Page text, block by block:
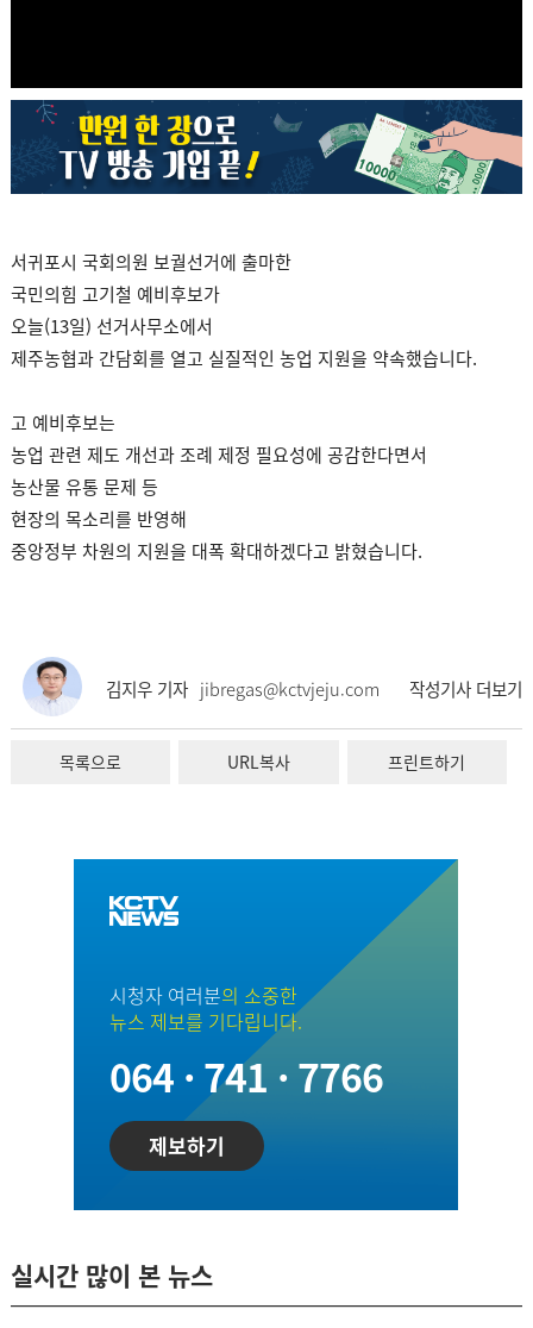
서귀포시 국회의원 보궐선거에 출마한
국민의힘 고기철 예비후보가
오늘(13일) 선거사무소에서
제주농협과 간담회를 열고 실질적인 농업 지원을 약속했습니다.
고 예비후보는
농업 관련 제도 개선과 조례 제정 필요성에 공감한다면서
농산물 유통 문제 등
현장의 목소리를 반영해
중앙정부 차원의 지원을 대폭 확대하겠다고 밝혔습니다.
김지우 기자 jibregas@kctvjeju.com 작성기사 더보기
목록으로 URL복사 프린트하기
시청자 여러분의 소중한
뉴스 제보를 기다립니다.
064 · 741 · 7766
제보하기
실시간 많이 본 뉴스